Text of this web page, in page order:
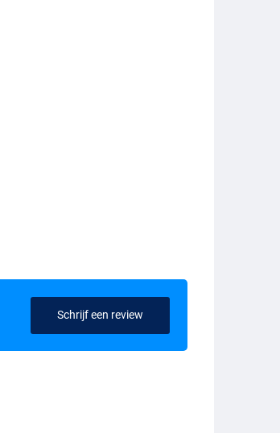
Schrijf een review